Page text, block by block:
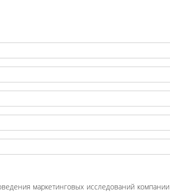
маркетинговых исследований